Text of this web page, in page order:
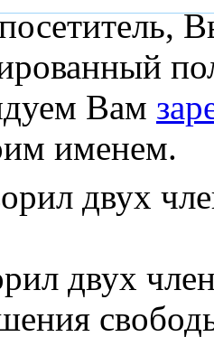
Вам
именем.
двух